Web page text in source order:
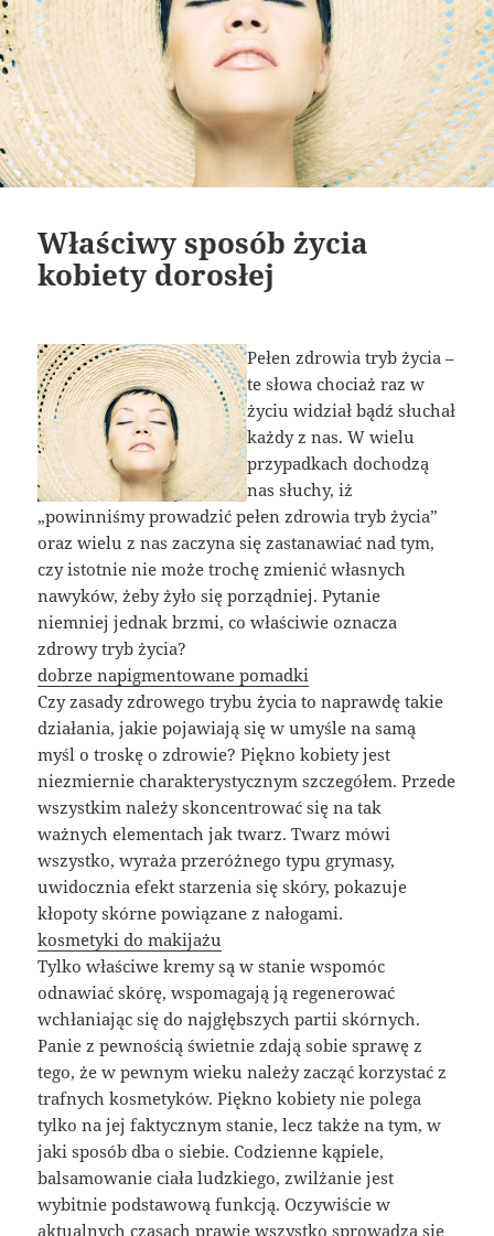
Właściwy sposób życia
kobiety dorosłej
Pełen zdrowia tryb życia –
te słowa chociaż raz w
życiu widział bądź słuchał
każdy z nas. W wielu
przypadkach dochodzą
nas słuchy, iż
„powinniśmy prowadzić pełen zdrowia tryb życia”
oraz wielu z nas zaczyna się zastanawiać nad tym,
czy istotnie nie może trochę zmienić własnych
nawyków, żeby żyło się porządniej. Pytanie
niemniej jednak brzmi, co właściwie oznacza
zdrowy tryb życia?
dobrze napigmentowane pomadki
Czy zasady zdrowego trybu życia to naprawdę takie
działania, jakie pojawiają się w umyśle na samą
myśl o troskę o zdrowie? Piękno kobiety jest
niezmiernie charakterystycznym szczegółem. Przede
wszystkim należy skoncentrować się na tak
ważnych elementach jak twarz. Twarz mówi
wszystko, wyraża przeróżnego typu grymasy,
uwidocznia efekt starzenia się skóry, pokazuje
kłopoty skórne powiązane z nałogami.
kosmetyki do makijażu
Tylko właściwe kremy są w stanie wspomóc
odnawiać skórę, wspomagają ją regenerować
wchłaniając się do najgłębszych partii skórnych.
Panie z pewnością świetnie zdają sobie sprawę z
tego, że w pewnym wieku należy zacząć korzystać z
trafnych kosmetyków. Piękno kobiety nie polega
tylko na jej faktycznym stanie, lecz także na tym, w
jaki sposób dba o siebie. Codzienne kąpiele,
balsamowanie ciała ludzkiego, zwilżanie jest
wybitnie podstawową funkcją. Oczywiście w
aktualnych czasach prawie wszystko sprowadza się